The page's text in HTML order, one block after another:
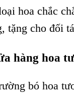
hoa chắc
tặng cho đối
hàng hoa
bó hoa